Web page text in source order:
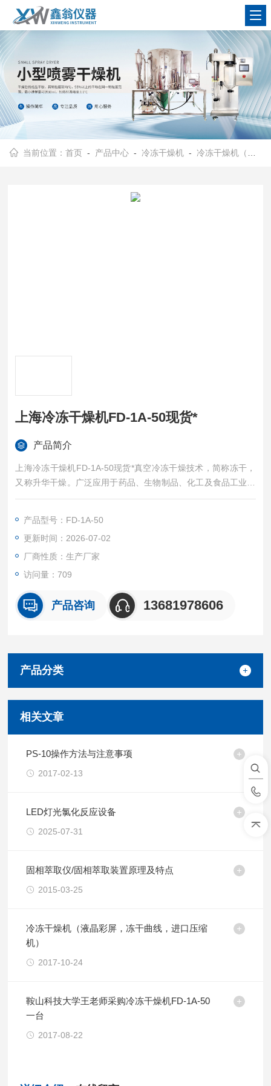
查看更多
当前位置：首页 - 产品中心 -冷冻干燥机 -冷冻干燥机（普通型）
上海冷冻干燥机FD-1A-50现货*
产品简介
上海冷冻干燥机FD-1A-50现货*真空冷冻干燥技术，简称冻干，
又称升华干燥。广泛应用于药品、生物制品、化工及食品工业。
对热敏性物质如抗生素、疫苗、血液制品、酶激素及其他生物组
产品型号：FD-1A-50
更新时间：2026-07-02
厂商性质：生产厂家
访问量：709
产品咨询 13681978606
产品分类
相关文章
PS-10操作方法与注意事项
2017-02-13
LED灯光氯化反应设备
2025-07-31
固相萃取仪/固相萃取装置原理及特点
2015-03-25
冷冻干燥机（液晶彩屏，冻干曲线，进口压缩
机）
2017-10-24
鞍山科技大学王老师采购冷冻干燥机FD-1A-50
一台
2017-08-22